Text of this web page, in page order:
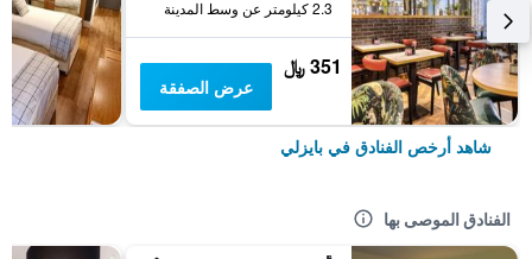
2.3 كيلومتر عن وسط المدينة
351 ﷼
عرض الصفقة
شاهد أرخص الفنادق في بايزلي
الفنادق الموصى بها